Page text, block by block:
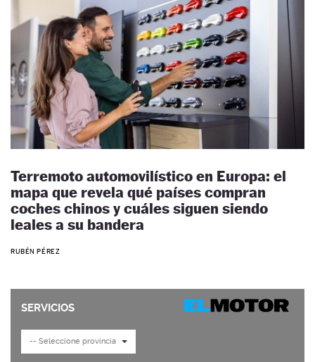
Terremoto automovilístico en Europa: el
mapa que revela qué países compran
coches chinos y cuáles siguen siendo
leales a su bandera
RUBÉN PÉREZ